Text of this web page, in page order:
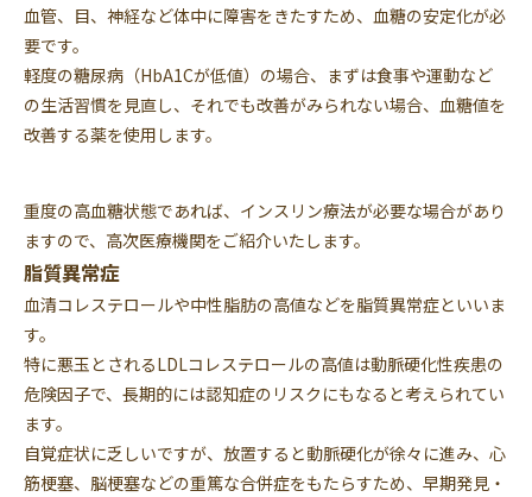
血管、目、神経など体中に障害をきたすため、血糖の安定化が必
要です。
軽度の糖尿病（HbA1Cが低値）の場合、まずは食事や運動など
の生活習慣を見直し、それでも改善がみられない場合、血糖値を
改善する薬を使用します。
重度の高血糖状態であれば、インスリン療法が必要な場合があり
ますので、高次医療機関をご紹介いたします。
脂質異常症
血清コレステロールや中性脂肪の高値などを脂質異常症といいま
す。
特に悪玉とされるLDLコレステロールの高値は動脈硬化性疾患の
危険因子で、長期的には認知症のリスクにもなると考えられてい
ます。
自覚症状に乏しいですが、放置すると動脈硬化が徐々に進み、心
筋梗塞、脳梗塞などの重篤な合併症をもたらすため、早期発見・